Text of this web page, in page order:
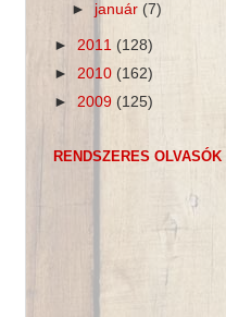
► január(7)
► 2011 (128)
► 2010 (162)
► 2009 (125)
RENDSZERES OLVASÓK